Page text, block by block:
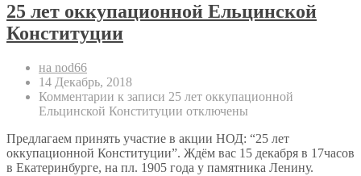
25 лет оккупационной Ельцинской
Конституции
на nod66
14 Декабрь, 2018
Комментарии к записи 25 лет оккупационной
Ельцинской Конституции отключены
Предлагаем принять участие в акции НОД: “25 лет
оккупационной Конституции”. Ждём вас 15 декабря в 17часов
в Екатеринбурге, на пл. 1905 года у памятника Ленину.